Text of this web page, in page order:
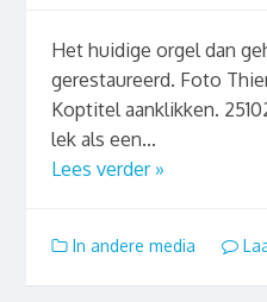
Het huidige orgel dan
gerestaureerd. Foto
Koptitel aanklikken.
lek als een...
Lees verder »
In andere media